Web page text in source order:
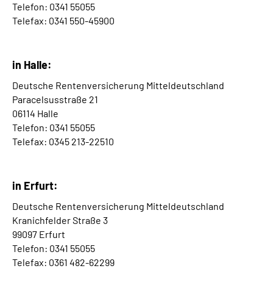
Telefon: 0341 55055
Telefax: 0341 550-45900
in Halle:
Deutsche Rentenversicherung Mitteldeutschland
Paracelsusstraße 21
06114 Halle
Telefon: 0341 55055
Telefax: 0345 213-22510
in Erfurt:
Deutsche Rentenversicherung Mitteldeutschland
Kranichfelder Straße 3
99097 Erfurt
Telefon: 0341 55055
Telefax: 0361 482-62299